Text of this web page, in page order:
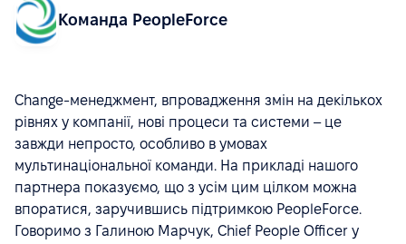
Команда PeopleForce
Change-менеджмент, впровадження змін на декількох
рівнях у компанії, нові процеси та системи – це
завжди непросто, особливо в умовах
мультинаціональної команди. На прикладі нашого
партнера показуємо, що з усім цим цілком можна
впоратися, заручившись підтримкою PeopleForce.
Говоримо з Галиною Марчук, Chief People Officer у